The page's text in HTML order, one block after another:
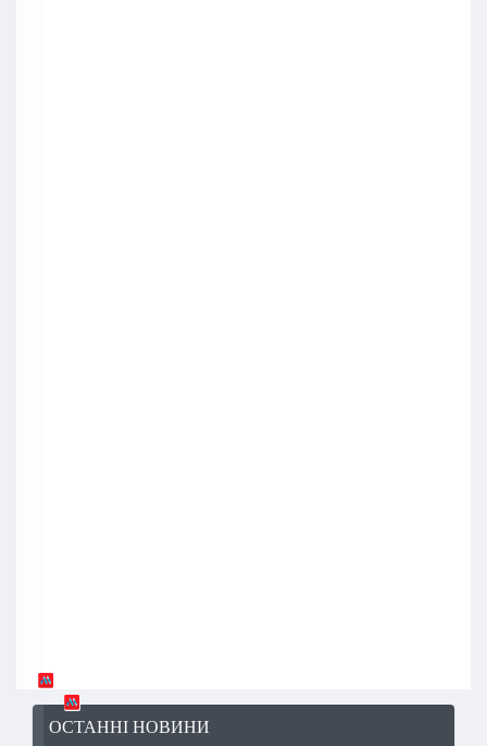
ОСТАННІ НОВИНИ